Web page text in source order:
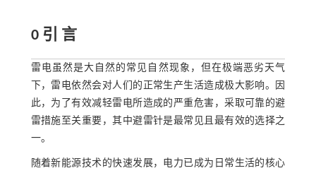
0 引 言
雷电虽然是大自然的常见自然现象，但在极端恶劣天气
下，雷电依然会对人们的正常生产生活造成极大影响。因
此，为了有效减轻雷电所造成的严重危害，采取可靠的避
雷措施至关重要，其中避雷针是最常见且最有效的选择之
一。
随着新能源技术的快速发展，电力已成为日常生活的核心